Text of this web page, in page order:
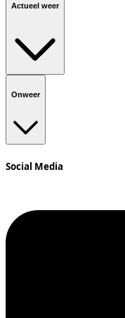
Actueel weer
Onweer
Social Media